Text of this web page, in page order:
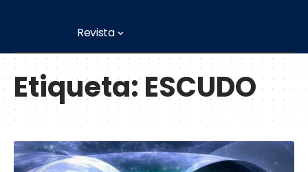
Revista
Etiqueta:ESCUDO